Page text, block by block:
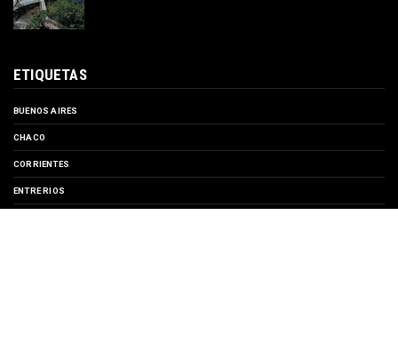
ETIQUETAS
BUENOS AIRES
CHACO
CORRIENTES
ENTRE RIOS